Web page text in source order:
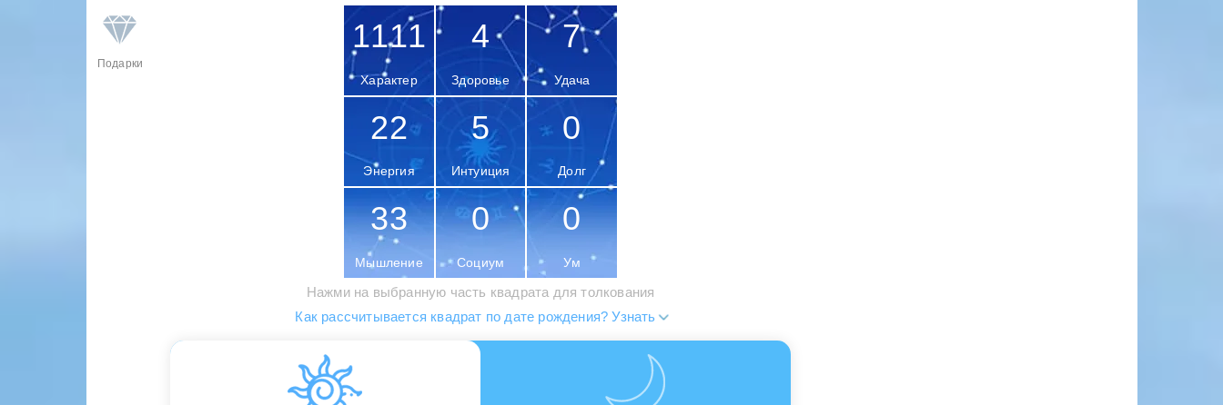
Подарки
1111
Характер
4
Здоровье
7
Удача
22
Энергия
5
Интуиция
0
Долг
33
Мышление
0
Социум
0
Ум
Нажми на выбранную часть квадрата для толкования
Как рассчитывается квадрат по дате рождения? Узнать